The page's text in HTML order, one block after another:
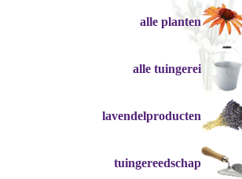
alle planten
alle tuingerei
lavendelproducten
tuingereedschap